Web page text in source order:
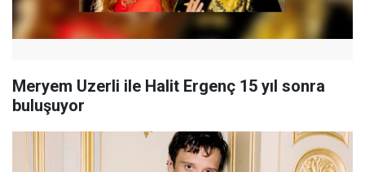
Meryem Uzerli ile Halit Ergenç 15 yıl sonra
buluşuyor